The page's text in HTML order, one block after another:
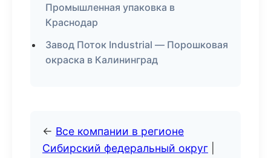
Промышленная упаковка в
Краснодар
Завод Поток Industrial — Порошковая
окраска в Калининград
← Все компании в регионе
Сибирский федеральный округ